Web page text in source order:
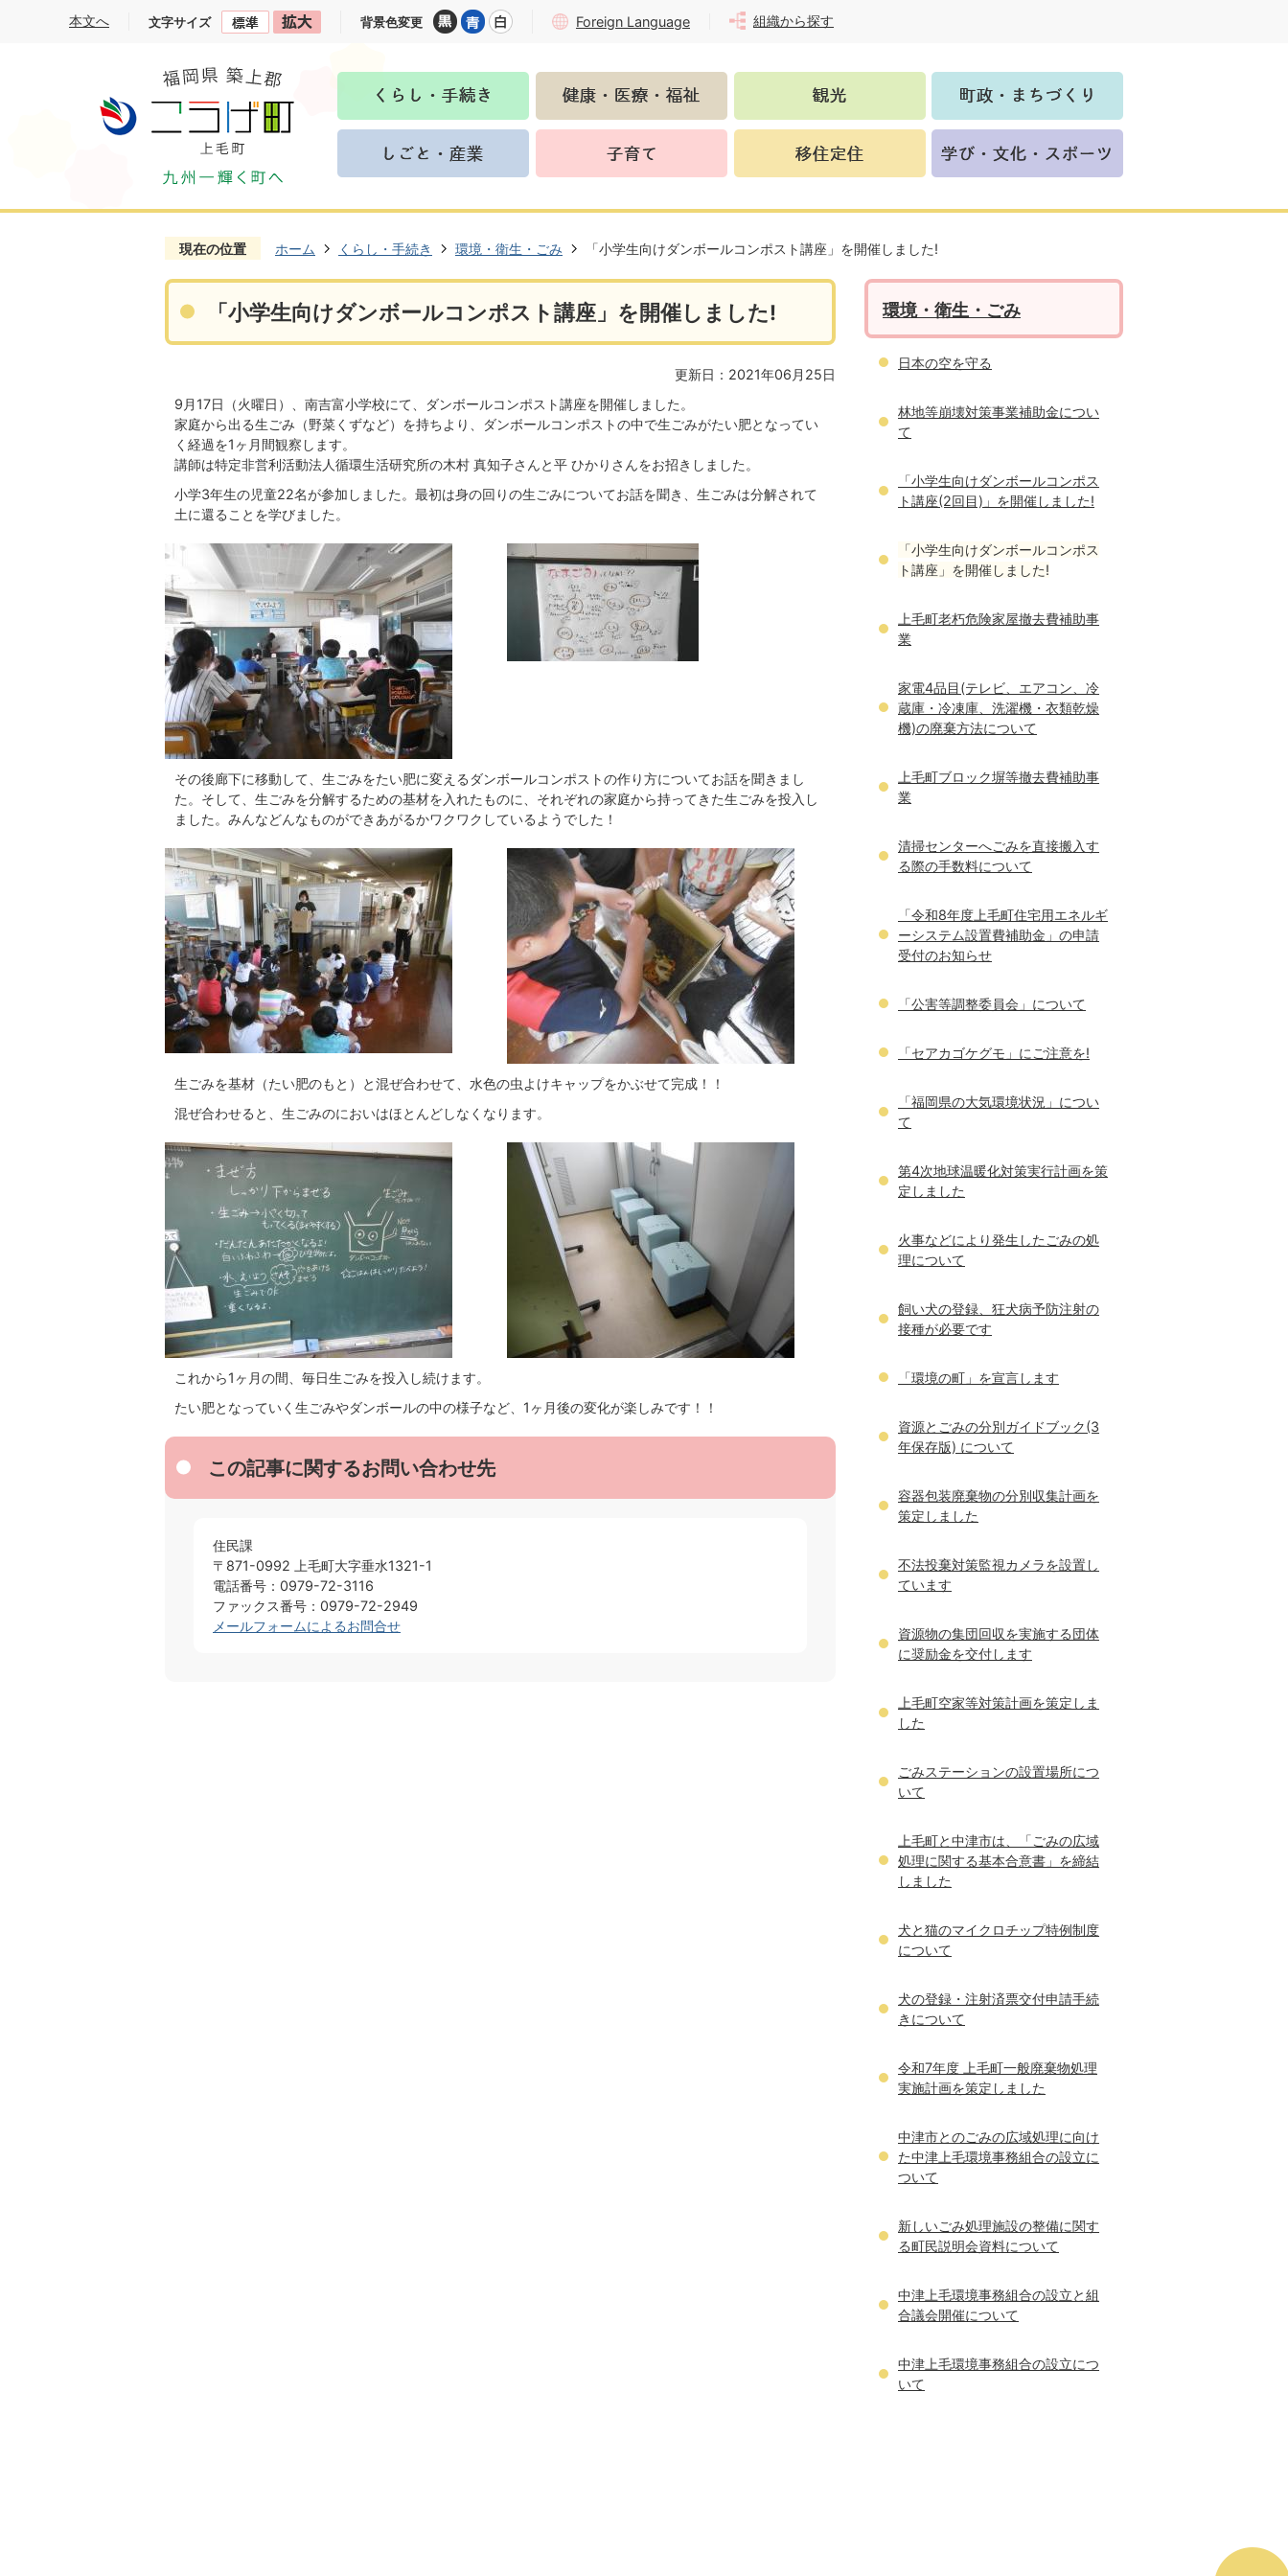
本文へ 文字サイズ 背景色変更 Foreign Language 組織から探す
現在の位置 ホーム くらし・手続き 環境・衛生・ごみ 「小学生向けダンボールコンポスト講座」を開催しました!
「小学生向けダンボールコンポスト講座」を開催しました!
更新日：2021年06月25日
9月17日（火曜日）、南吉富小学校にて、ダンボールコンポスト講座を開催しました。
家庭から出る生ごみ（野菜くずなど）を持ちより、ダンボールコンポストの中で生ごみがたい肥となってい
く経過を1ヶ月間観察します。
講師は特定非営利活動法人循環生活研究所の木村 真知子さんと平 ひかりさんをお招きしました。
小学3年生の児童22名が参加しました。最初は身の回りの生ごみについてお話を聞き、生ごみは分解されて
土に還ることを学びました。
その後廊下に移動して、生ごみをたい肥に変えるダンボールコンポストの作り方についてお話を聞きまし
た。そして、生ごみを分解するための基材を入れたものに、それぞれの家庭から持ってきた生ごみを投入し
ました。みんなどんなものができあがるかワクワクしているようでした！
生ごみを基材（たい肥のもと）と混ぜ合わせて、水色の虫よけキャップをかぶせて完成！！
混ぜ合わせると、生ごみのにおいはほとんどしなくなります。
これから1ヶ月の間、毎日生ごみを投入し続けます。
たい肥となっていく生ごみやダンボールの中の様子など、1ヶ月後の変化が楽しみです！！
この記事に関するお問い合わせ先
住民課
〒871-0992 上毛町大字垂水1321-1
電話番号：0979-72-3116
ファックス番号：0979-72-2949
メールフォームによるお問合せ
環境・衛生・ごみ
日本の空を守る
林地等崩壊対策事業補助金につい
て
「小学生向けダンボールコンポス
ト講座(2回目)」を開催しました!
「小学生向けダンボールコンポス
ト講座」を開催しました!
上毛町老朽危険家屋撤去費補助事
業
家電4品目(テレビ、エアコン、冷
蔵庫・冷凍庫、洗濯機・衣類乾燥
機)の廃棄方法について
上毛町ブロック塀等撤去費補助事
業
清掃センターへごみを直接搬入す
る際の手数料について
「令和8年度上毛町住宅用エネルギ
ーシステム設置費補助金」の申請
受付のお知らせ
「公害等調整委員会」について
「セアカゴケグモ」にご注意を!
「福岡県の大気環境状況」につい
て
第4次地球温暖化対策実行計画を策
定しました
火事などにより発生したごみの処
理について
飼い犬の登録、狂犬病予防注射の
接種が必要です
「環境の町」を宣言します
資源とごみの分別ガイドブック(3
年保存版) について
容器包装廃棄物の分別収集計画を
策定しました
不法投棄対策監視カメラを設置し
ています
資源物の集団回収を実施する団体
に奨励金を交付します
上毛町空家等対策計画を策定しま
した
ごみステーションの設置場所につ
いて
上毛町と中津市は、「ごみの広域
処理に関する基本合意書」を締結
しました
犬と猫のマイクロチップ特例制度
について
犬の登録・注射済票交付申請手続
きについて
令和7年度 上毛町一般廃棄物処理
実施計画を策定しました
中津市とのごみの広域処理に向け
た中津上毛環境事務組合の設立に
ついて
新しいごみ処理施設の整備に関す
る町民説明会資料について
中津上毛環境事務組合の設立と組
合議会開催について
中津上毛環境事務組合の設立につ
いて